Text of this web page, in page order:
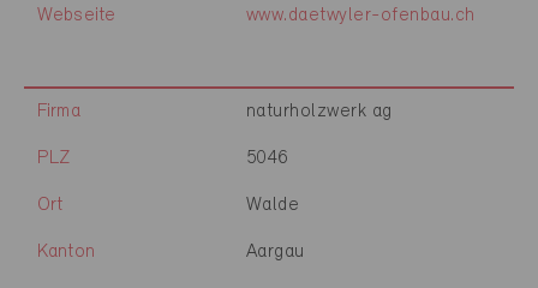
Webseite www.daetwyler-ofenbau.ch
Firma naturholzwerk ag
PLZ 5046
Ort Walde
Kanton Aargau